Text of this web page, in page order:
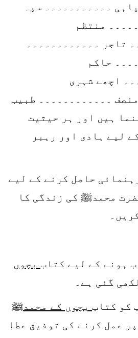
۔۔۔۔۔۔۔۔۔۔۔ سپہ
منتظم
تاجر ۔۔۔۔۔۔۔۔۔۔۔۔
حاکم
اچھے شہری
۔۔۔۔۔۔۔۔۔۔۔۔ طبیب
ہیں اور ہر حیثیت
لیے ہادی اور رہبر
حاصل کرنے کے لیے
محمدﷺ کی زندگی کا
ہونے کے لیے کتاب بچوں
گئی ہے۔
کو کتاب بچوں کے محمدﷺ
عمل کرنے کی توفیق عطا